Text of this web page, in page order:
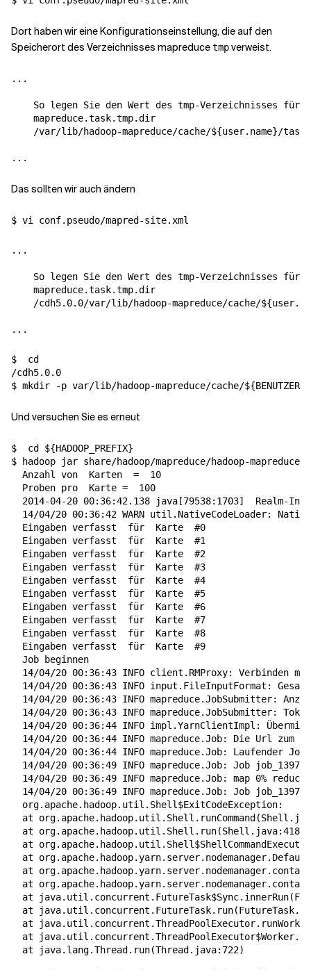
Dort haben wir eine Konfigurationseinstellung, die auf den
Speicherort des Verzeichnisses mapreducetmpverweist.
So legen Sie den Wert des tmp-Verzeichnisses für
mapreduce.task.tmp.dir
/var/lib/hadoop-mapreduce/cache/${user.name}/tasks
Das sollten wir auch ändern
So legen Sie den Wert des tmp-Verzeichnisses für
mapreduce.task.tmp.dir
/cdh5.0.0/var/lib/hadoop-mapreduce/cache/
$ cd
/cdh5.0.0
$ mkdir -p var/lib/hadoop-mapreduce/cache/${BENUTZER
Und versuchen Sie es erneut
$ cd ${HADOOP_PREFIX}
$ hadoop jar share/hadoop/mapreduce/hadoop-
  Anzahl von
Karten =
  10
  Proben pro
Karte =
  100
  2014-04-20 00:36:42.138 java
[79538:1703]
Realm-
14/04/20 00:36:42 WARN util.NativeCodeLoader:
  Eingaben verfasst
für
  Karte
#0
  Eingaben verfasst
für
  Karte
#1
  Eingaben verfasst
für
  Karte
#2
  Eingaben verfasst
für
  Karte
#3
  Eingaben verfasst
für
  Karte
#4
  Eingaben verfasst
für
  Karte
#5
  Eingaben verfasst
für
  Karte
#6
  Eingaben verfasst
für
  Karte
#7
  Eingaben verfasst
für
  Karte
#8
  Eingaben verfasst
für
  Karte
#9
  Job beginnen
14/04/20 00:36:43 INFO client.RMProxy: Verbinden
14/04/20 00:36:43 INFO input.FileInputFormat:
14/04/20 00:36:43 INFO mapreduce.JobSubmitter:
14/04/20 00:36:43 INFO mapreduce.JobSubmitter:
14/04/20 00:36:44 INFO impl.YarnClientImpl:
14/04/20 00:36:44 INFO mapreduce.Job: Die Url zum
14/04/20 00:36:44 INFO mapreduce.Job: Laufender
14/04/20 00:36:49 INFO mapreduce.Job: Job
14/04/20 00:36:49 INFO mapreduce.Job: map 0% reduce
14/04/20 00:36:49 INFO mapreduce.Job: Job
  org.apache.hadoop.util.Shell
$ExitCodeException:
  at org.apache.hadoop.util.Shell.runCommand
(
  at org.apache.hadoop.util.Shell.run
(Shell.java:418
at
at
at
at
  at java.util.concurrent.FutureTask$Sync.innerRun
(
  at java.util.concurrent.FutureTask.run
(
  at java.util.concurrent.ThreadPoolExecutor.runWorker
at
  at java.lang.Thread.run
(Thread.java:722)